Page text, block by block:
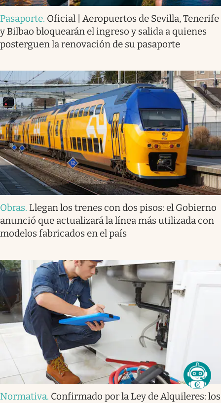
Pasaporte. Oficial | Aeropuertos de Sevilla, Tenerife
y Bilbao bloquearán el ingreso y salida a quienes
posterguen la renovación de su pasaporte
Obras. Llegan los trenes con dos pisos: el Gobierno
anunció que actualizará la línea más utilizada con
modelos fabricados en el país
Normativa. Confirmado por la Ley de Alquileres: los